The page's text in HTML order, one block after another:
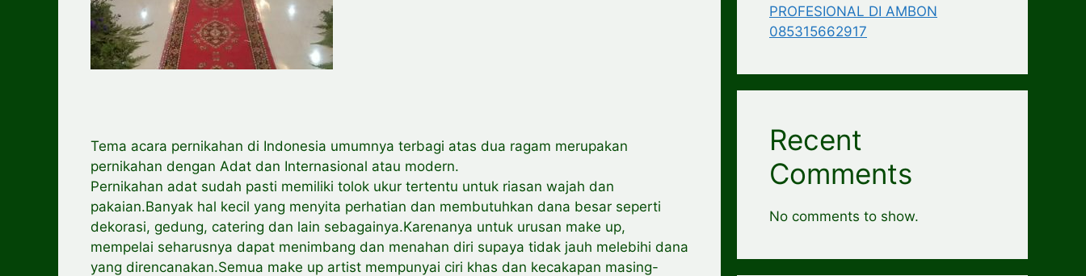
Tema acara pernikahan di Indonesia umumnya terbagi atas dua ragam merupakan
pernikahan dengan Adat dan Internasional atau modern.
Pernikahan adat sudah pasti memiliki tolok ukur tertentu untuk riasan wajah dan
pakaian.Banyak hal kecil yang menyita perhatian dan membutuhkan dana besar seperti
dekorasi, gedung, catering dan lain sebagainya.Karenanya untuk urusan make up,
mempelai seharusnya dapat menimbang dan menahan diri supaya tidak jauh melebihi dana
yang direncanakan.Semua make up artist mempunyai ciri khas dan kecakapan masing-
PROFESIONAL DI AMBON
085315662917
Recent
Comments
No comments to show.